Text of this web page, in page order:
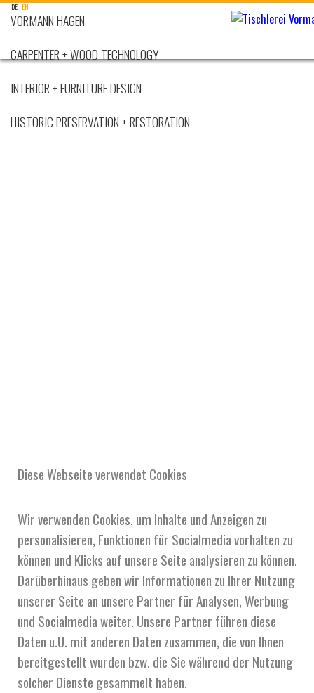
Diese Webseite verwendet Cookies
Wir verwenden Cookies, um Inhalte und Anzeigen zu
personalisieren, Funktionen für Socialmedia vorhalten zu
können und Klicks auf unsere Seite analysieren zu können.
Darüberhinaus geben wir Informationen zu Ihrer Nutzung
unserer Seite an unsere Partner für Analysen, Werbung
und Socialmedia weiter. Unsere Partner führen diese
Daten u.U. mit anderen Daten zusammen, die von Ihnen
bereitgestellt wurden bzw. die Sie während der Nutzung
solcher Dienste gesammelt haben.
DE EN
VORMANN HAGEN
CARPENTER + WOOD TECHNOLOGY
INTERIOR + FURNITURE DESIGN
HISTORIC PRESERVATION + RESTORATION